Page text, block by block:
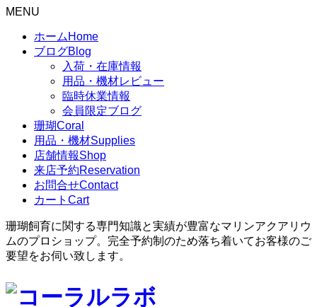
MENU
ホーム Home
ブログBlog
入荷・在庫情報
用品・機材レビュー
臨時休業情報
会員限定ブログ
珊瑚Coral
用品・機材Supplies
店舗情報Shop
来店予約Reservation
お問合せContact
カート Cart
珊瑚飼育に関する専門知識と実績が豊富なマリンアクアリウ
ムのプロショップ。完全予約制のため落ち着いてお客様のご
要望をお伺い致します。